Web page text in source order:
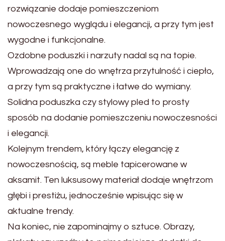
rozwiązanie dodaje pomieszczeniom
nowoczesnego wyglądu i elegancji, a przy tym jest
wygodne i funkcjonalne.
Ozdobne poduszki i narzuty nadal są na topie.
Wprowadzają one do wnętrza przytulność i ciepło,
a przy tym są praktyczne i łatwe do wymiany.
Solidna poduszka czy stylowy pled to prosty
sposób na dodanie pomieszczeniu nowoczesności
i elegancji.
Kolejnym trendem, który łączy elegancję z
nowoczesnością, są meble tapicerowane w
aksamit. Ten luksusowy materiał dodaje wnętrzom
głębi i prestiżu, jednocześnie wpisując się w
aktualne trendy.
Na koniec, nie zapominajmy o sztuce. Obrazy,